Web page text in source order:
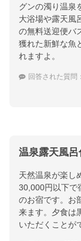
グンの濁り温泉
大浴場や露天風
の無料送迎便バ
獲れた新鮮な魚
れますよ。
回答された質問：
温泉露天風
天然温泉が楽し
30,000円以下で
のお宿です。お
来ます。夕食は
いただくことが